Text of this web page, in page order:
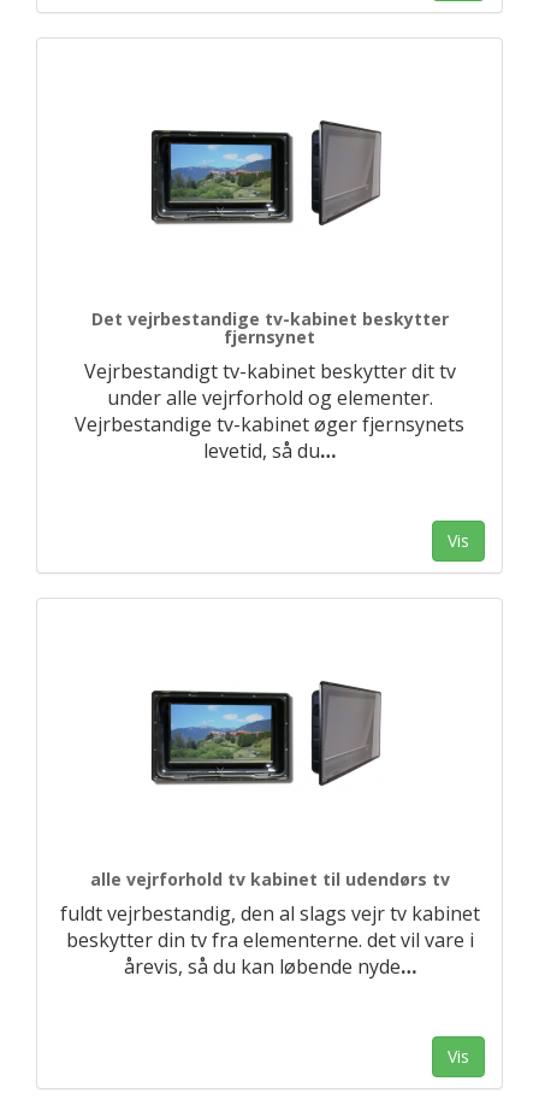
Det vejrbestandige tv-kabinet beskytter
fjernsynet
Vejrbestandigt tv-kabinet beskytter dit tv
under alle vejrforhold og elementer.
Vejrbestandige tv-kabinet øger fjernsynets
levetid, så du…
Vis
alle vejrforhold tv kabinet til udendørs tv
fuldt vejrbestandig, den al slags vejr tv kabinet
beskytter din tv fra elementerne. det vil vare i
årevis, så du kan løbende nyde…
Vis